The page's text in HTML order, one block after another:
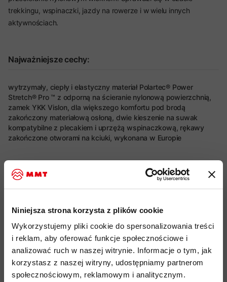
Niniejsza strona korzysta z plików cookie
Wykorzystujemy pliki cookie do spersonalizowania treści
i reklam, aby oferować funkcje społecznościowe i
analizować ruch w naszej witrynie. Informacje o tym, jak
korzystasz z naszej witryny, udostępniamy partnerom
społecznościowym, reklamowym i analitycznym.
trekkingu, wspinaczki, jazdy na rowerze i w wielu innych
aktywnościach.
Najważniejsze cechy:
wytrzymały, ciepły i elastyczny materiał Polartec® Power
Stretch® Pro ™ z odporną na ścieranie nylonową powierzchnią,
zamek YKK Vislon, dla większego komfortu pod brodą
zakończony materiałową osłoną, dwie kieszenie na suwak
kompatybilne z plecakiem i uprzężą wspinaczkową, rękawy
zakończone otworami na kciuki, wykonana w Europie
Do tego produktu rekomendujemy